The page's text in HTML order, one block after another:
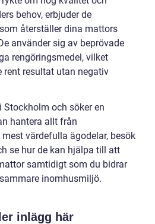
behov, erbjuder de
återställer dina mattors
använder sig av beprövade
rengöringsmedel, vilket
rent resultat utan negativ
och söker en
hantera allt från
värdefulla ägodelar, besök
se hur de kan hjälpa till att
samtidigt som du bidrar
inomhusmiljö.
inlägg här